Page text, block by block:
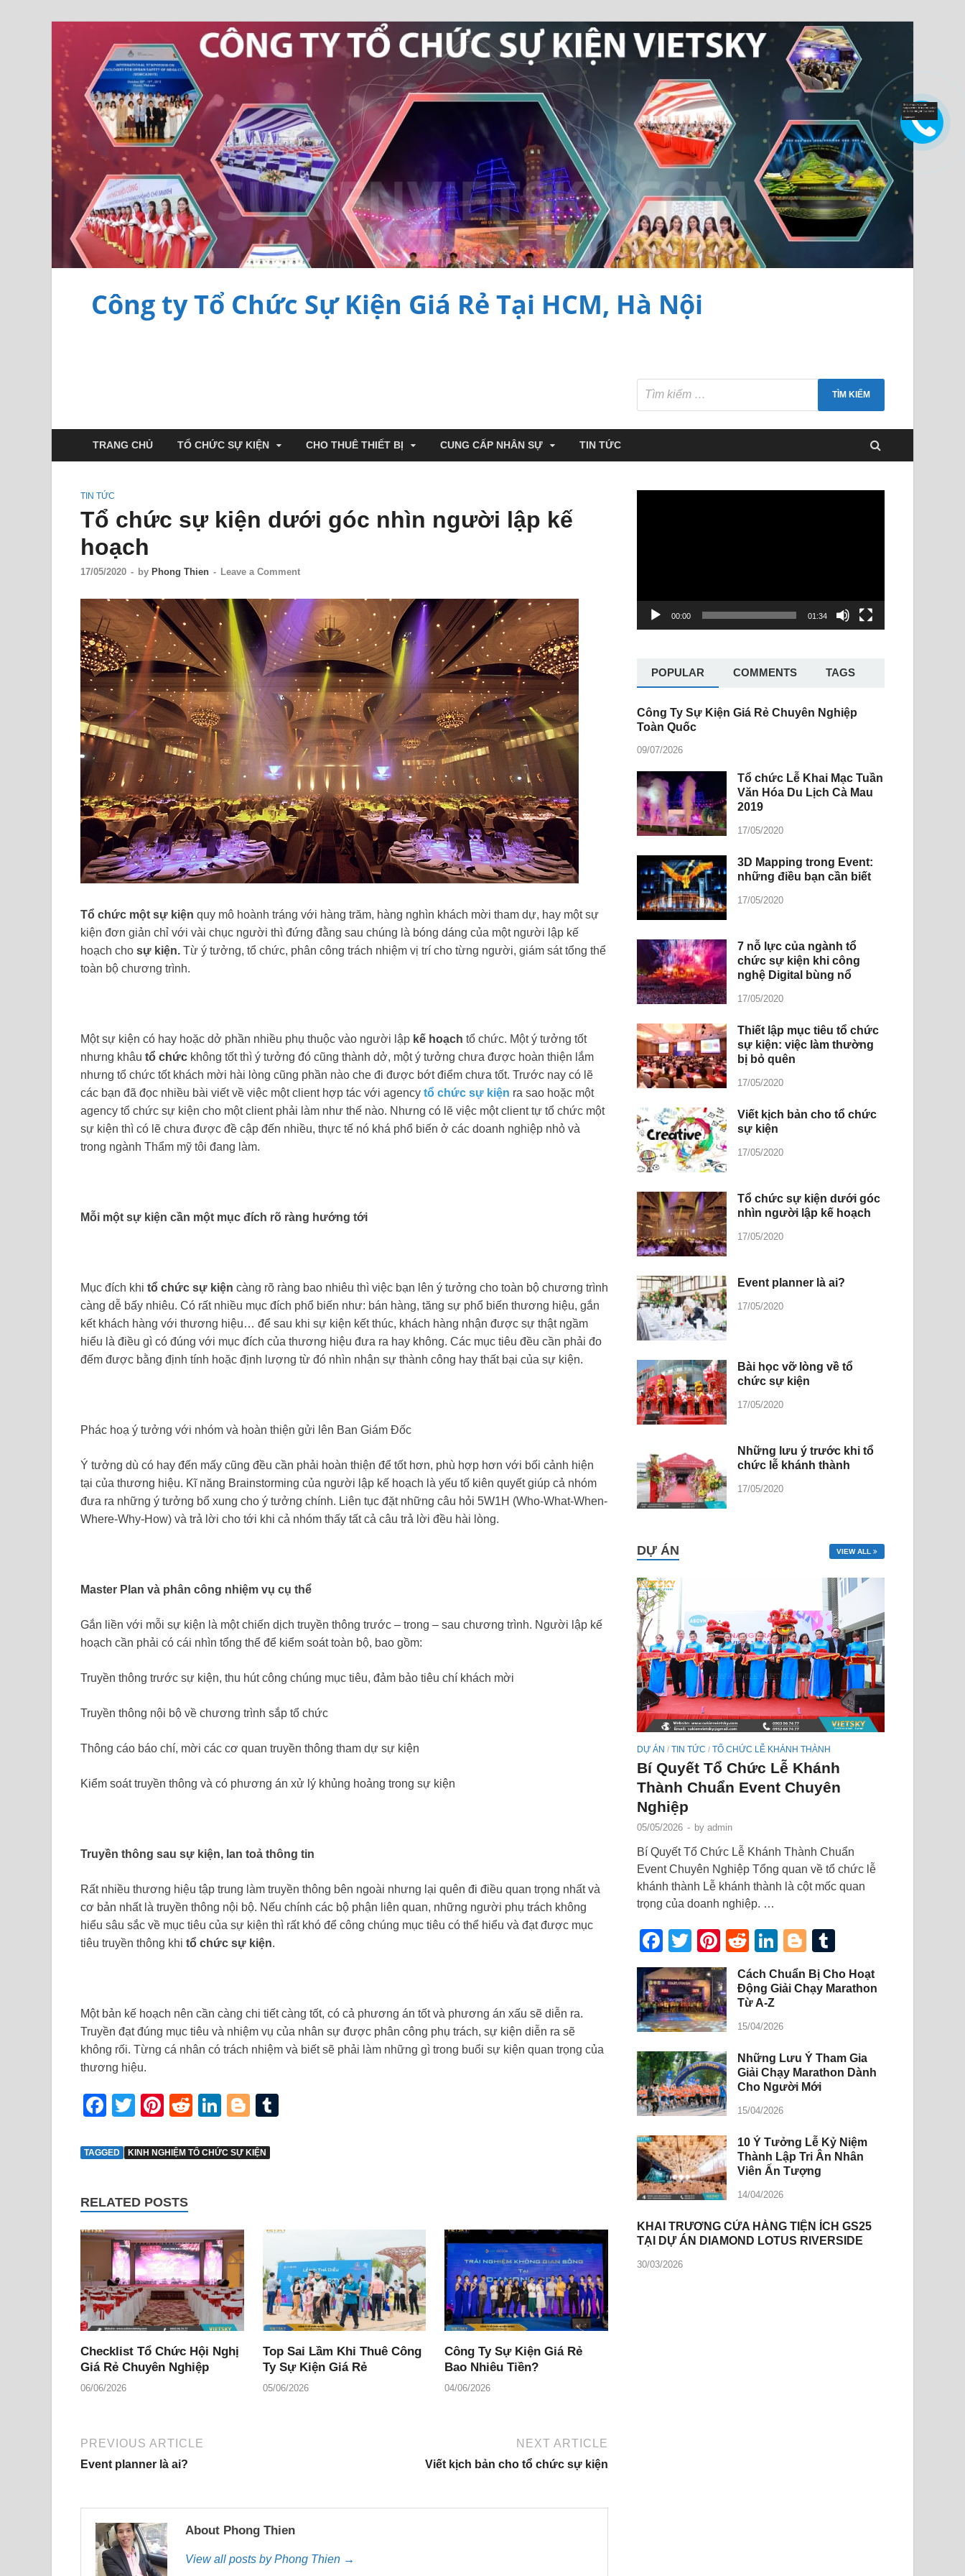
Công ty Tổ Chức Sự Kiện Giá Rẻ Tại HCM, Hà Nội
TRANG CHỦ TỔ CHỨC SỰ KIỆN CHO THUÊ THIẾT BỊ CUNG CẤP NHÂN SỰ TIN TỨC
TIN TỨC
Tổ chức sự kiện dưới góc nhìn người lập kế
hoạch
17/05/2020 - by Phong Thien - Leave a Comment
Tổ chức một sự kiện quy mô hoành tráng với hàng trăm, hàng nghìn khách mời tham dự, hay một sự
kiện đơn giản chỉ với vài chục người thì đứng đằng sau chúng là bóng dáng của một người lập kế
hoạch cho sự kiện. Từ ý tưởng, tổ chức, phân công trách nhiệm vị trí cho từng người, giám sát tổng thể
toàn bộ chương trình.
Một sự kiện có hay hoặc dở phần nhiều phụ thuộc vào người lập kế hoạch tổ chức. Một ý tưởng tốt
nhưng khâu tổ chức không tốt thì ý tưởng đó cũng thành dở, một ý tưởng chưa được hoàn thiện lắm
nhưng tổ chức tốt khách mời hài lòng cũng phần nào che đi được bớt điểm chưa tốt. Trước nay có lẽ
các bạn đã đọc nhiều bài viết về việc một client hợp tác với agency tổ chức sự kiện ra sao hoặc một
agency tổ chức sự kiện cho một client phải làm như thế nào. Nhưng có lẽ việc một client tự tổ chức một
sự kiện thì có lẽ chưa được đề cập đến nhiều, thực tế nó khá phổ biến ở các doanh nghiệp nhỏ và
trong ngành Thẩm mỹ tôi đang làm.
Mỗi một sự kiện cần một mục đích rõ ràng hướng tới
Mục đích khi tổ chức sự kiện càng rõ ràng bao nhiêu thì việc bạn lên ý tưởng cho toàn bộ chương trình
càng dễ bấy nhiêu. Có rất nhiều mục đích phổ biến như: bán hàng, tăng sự phổ biến thương hiệu, gắn
kết khách hàng với thương hiệu… để sau khi sự kiện kết thúc, khách hàng nhận được sự thật ngầm
hiểu là điều gì có đúng với mục đích của thương hiệu đưa ra hay không. Các mục tiêu đều cần phải đo
đếm được bằng định tính hoặc định lượng từ đó nhìn nhận sự thành công hay thất bại của sự kiện.
Phác hoạ ý tưởng với nhóm và hoàn thiện gửi lên Ban Giám Đốc
Ý tưởng dù có hay đến mấy cũng đều cần phải hoàn thiện để tốt hơn, phù hợp hơn với bối cảnh hiện
tại của thương hiệu. Kĩ năng Brainstorming của người lập kế hoạch là yếu tố kiên quyết giúp cả nhóm
đưa ra những ý tưởng bổ xung cho ý tưởng chính. Liên tục đặt những câu hỏi 5W1H (Who-What-When-
Where-Why-How) và trả lời cho tới khi cả nhóm thấy tất cả câu trả lời đều hài lòng.
Master Plan và phân công nhiệm vụ cụ thể
Gắn liền với mỗi sự kiện là một chiến dịch truyền thông trước – trong – sau chương trình. Người lập kế
hoạch cần phải có cái nhìn tổng thể để kiểm soát toàn bộ, bao gồm:
Truyền thông trước sự kiện, thu hút công chúng mục tiêu, đảm bảo tiêu chí khách mời
Truyền thông nội bộ về chương trình sắp tổ chức
Thông cáo báo chí, mời các cơ quan truyền thông tham dự sự kiện
Kiểm soát truyền thông và có phương án xử lý khủng hoảng trong sự kiện
Truyền thông sau sự kiện, lan toả thông tin
Rất nhiều thương hiệu tập trung làm truyền thông bên ngoài nhưng lại quên đi điều quan trọng nhất và
cơ bản nhất là truyền thông nội bộ. Nếu chính các bộ phận liên quan, những người phụ trách không
hiểu sâu sắc về mục tiêu của sự kiện thì rất khó để công chúng mục tiêu có thể hiểu và đạt được mục
tiêu truyền thông khi tổ chức sự kiện.
Một bản kế hoạch nên cần càng chi tiết càng tốt, có cả phương án tốt và phương án xấu sẽ diễn ra.
Truyền đạt đúng mục tiêu và nhiệm vụ của nhân sự được phân công phụ trách, sự kiện diễn ra sẽ
không rối. Từng cá nhân có trách nhiệm và biết sẽ phải làm những gì trong buổi sự kiện quan trọng của
thương hiệu.
Facebook
Twitter
Pinterest
RedditLinkedIn
Blogger
TAGGED KINH NGHIỆM TỔ CHỨC SỰ KIỆN
RELATED POSTS
Checklist Tổ Chức Hội Nghị
Giá Rẻ Chuyên Nghiệp
06/06/2026
Top Sai Lầm Khi Thuê Công
Ty Sự Kiện Giá Rẻ
05/06/2026
Công Ty Sự Kiện Giá Rẻ
Bao Nhiêu Tiền?
04/06/2026
PREVIOUS ARTICLE
Event planner là ai?
NEXT ARTICLE
Viết kịch bản cho tổ chức sự kiện
About Phong Thien
View all posts by Phong Thien →
00:00 01:34
POPULAR COMMENTS TAGS
Công Ty Sự Kiện Giá Rẻ Chuyên Nghiệp
Toàn Quốc
09/07/2026
Tổ chức Lễ Khai Mạc Tuần
Văn Hóa Du Lịch Cà Mau
2019
17/05/2020
3D Mapping trong Event:
những điều bạn cần biết
17/05/2020
7 nỗ lực của ngành tổ
chức sự kiện khi công
nghệ Digital bùng nổ
17/05/2020
Thiết lập mục tiêu tổ chức
sự kiện: việc làm thường
bị bỏ quên
17/05/2020
Viết kịch bản cho tổ chức
sự kiện
17/05/2020
Tổ chức sự kiện dưới góc
nhìn người lập kế hoạch
17/05/2020
Event planner là ai?
17/05/2020
Bài học vỡ lòng về tổ
chức sự kiện
17/05/2020
Những lưu ý trước khi tổ
chức lễ khánh thành
17/05/2020
DỰ ÁN VIEW ALL
DỰ ÁN / TIN TỨC / TỔ CHỨC LỄ KHÁNH THÀNH
Bí Quyết Tổ Chức Lễ Khánh
Thành Chuẩn Event Chuyên
Nghiệp
05/05/2026 - byadmin
Bí Quyết Tổ Chức Lễ Khánh Thành Chuẩn
Event Chuyên Nghiệp Tổng quan về tổ chức lễ
khánh thành Lễ khánh thành là cột mốc quan
trọng của doanh nghiệp. …
Facebook
Twitter
Pinterest
RedditLinkedIn
Blogger
Cách Chuẩn Bị Cho Hoạt
Động Giải Chạy Marathon
Từ A-Z
15/04/2026
Những Lưu Ý Tham Gia
Giải Chạy Marathon Dành
Cho Người Mới
15/04/2026
10 Ý Tưởng Lễ Kỷ Niệm
Thành Lập Tri Ân Nhân
Viên Ấn Tượng
14/04/2026
KHAI TRƯƠNG CỬA HÀNG TIỆN ÍCH GS25
TẠI DỰ ÁN DIAMOND LOTUS RIVERSIDE
30/03/2026